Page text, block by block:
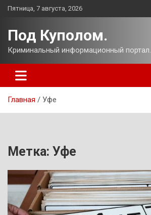
Перейти
Пятница, 7 августа, 2026
Под Куполом.
Криминальный информационный портал.
Главная Уфе
Метка: Уфе